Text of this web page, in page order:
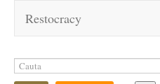
Restocracy